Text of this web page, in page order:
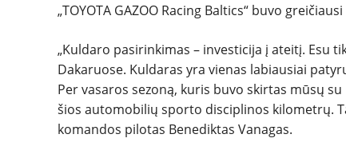
„TOYOTA GAZOO Racing Baltics“ buvo
„Kuldaro pasirinkimas – investicija į ateitį. Esu
Dakaruose. Kuldaras yra vienas labiausiai
Per vasaros sezoną, kuris buvo skirtas mūsų
šios automobilių sporto disciplinos kilometrų.
komandos pilotas Benediktas Vanagas.